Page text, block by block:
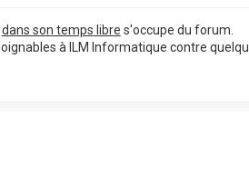
dans son temps libre s'occupe du forum.
à ILM Informatique contre